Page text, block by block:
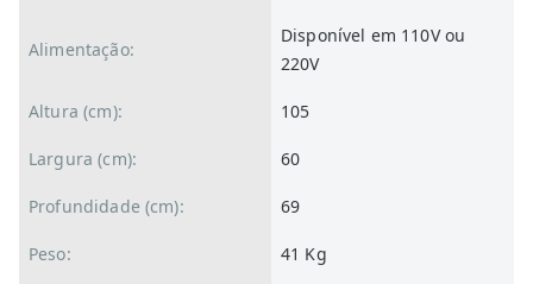
Alimentação:
Disponível em 110V ou
220V
Altura (cm): 105
Largura (cm): 60
Profundidade (cm): 69
Peso: 41 Kg